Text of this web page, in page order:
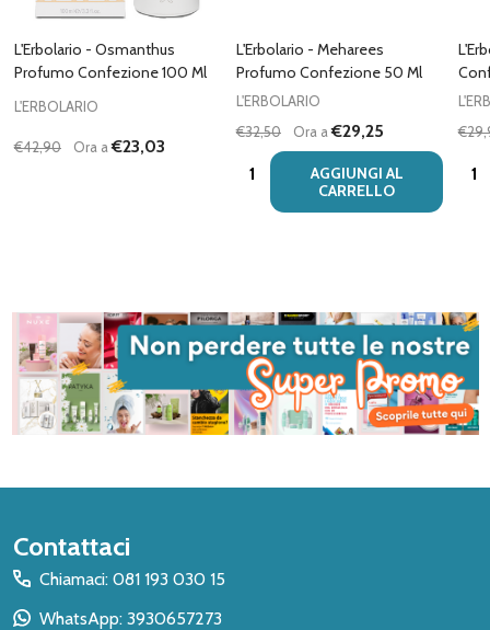
L'Erbolario - Osmanthus
Profumo Confezione 100 Ml
L'ERBOLARIO
€42,90 Ora a€23,03
L'Erbolario - Meharees
Profumo Confezione 50 Ml
L'ERBOLARIO
€32,50
Ora a€29,25
Quantità:
AGGIUNGI AL
CARRELLO
Inizio
del
piè
Contattaci
Chiamaci: 081 193 030 15
WhatsApp: 3930657273